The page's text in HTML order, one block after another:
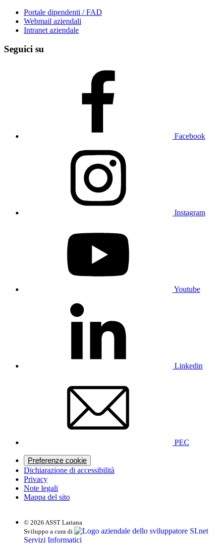
Portale dipendenti / FAD
Webmail aziendali
Intranet aziendale
Seguici su
Facebook
Instagram
Youtube
Linkedin
PEC
Preferenze cookie
Dichiarazione di accessibilità
Privacy
Note legali
Mappa del sito
© 2026 ASST Lariana
Sviluppo a cura di
SI.net
Servizi Informatici